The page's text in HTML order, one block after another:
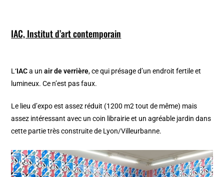
IAC, Institut d’art contemporain
L‘IACa unair de verrière, ce qui présage d’un endroit fertile et
lumineux. Ce n’est pas faux.
Le lieu d’expo est assez réduit (1200 m2 tout de même) mais
assez intéressant avec un coin librairie et un agréable jardin dans
cette partie très construite de Lyon/Villeurbanne.